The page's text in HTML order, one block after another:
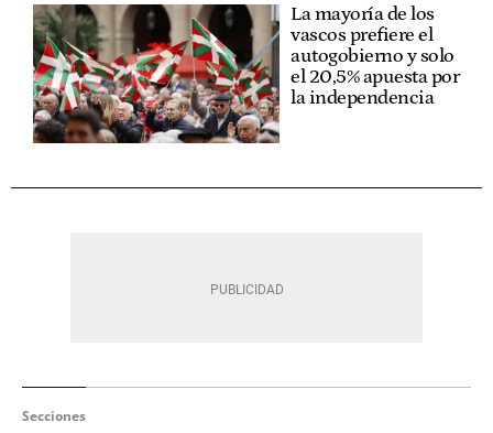
La mayoría de los
vascos prefiere el
autogobierno y solo
el 20,5% apuesta por
la independencia
Secciones